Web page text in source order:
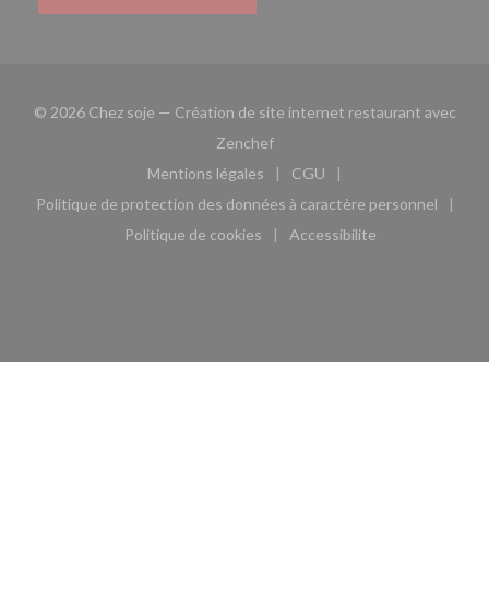
© 2026 Chez soje — Création de site internet restaurant avec
Zenchef((ouvre une nouvelle fenêtre))
Mentions légales
((ouvre une nouvelle fenêtre))
CGU
((ouvre une nouvelle
Politique de protection des données à caractère personnel
((ouvre une nouvelle fenêtre))
Politique de cookies
((ouvre une nouvelle fenêtre))
Accessibilite